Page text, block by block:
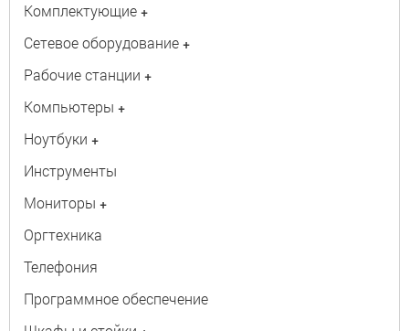
Комплектующие +
Сетевое оборудование +
Рабочие станции +
Компьютеры +
Ноутбуки +
Инструменты
Мониторы +
Оргтехника
Телефония
Программное обеспечение